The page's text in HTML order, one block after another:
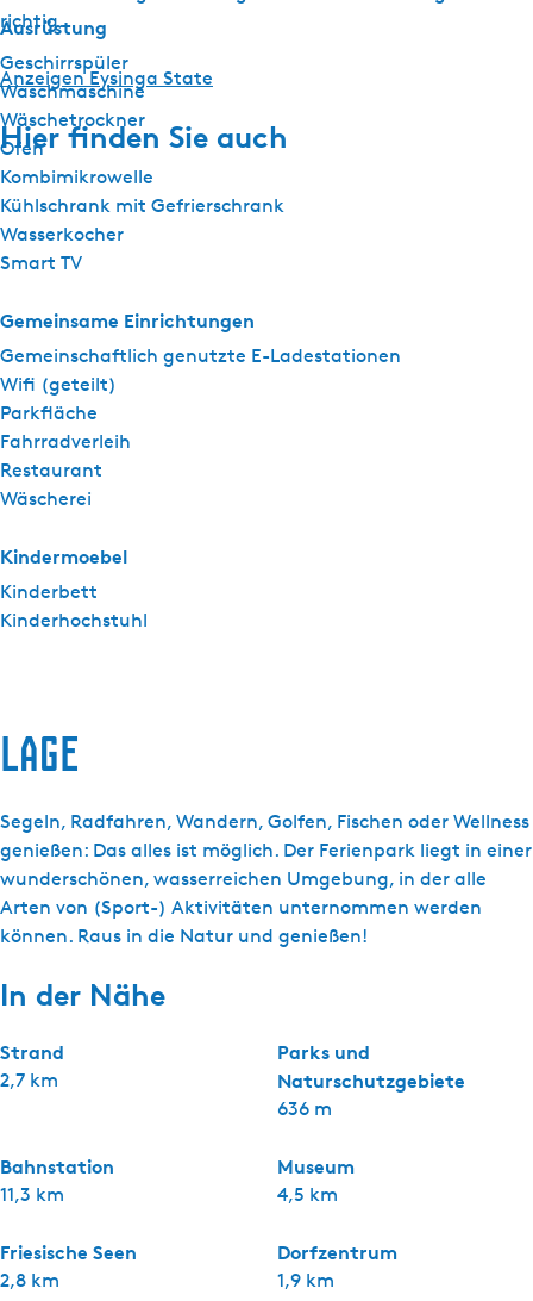
Ausrüstung
Geschirrspüler
Waschmaschine
Wäschetrockner
Ofen
Kombimikrowelle
Kühlschrank mit Gefrierschrank
Wasserkocher
Smart TV
Gemeinsame Einrichtungen
Gemeinschaftlich genutzte E-Ladestationen
Wifi (geteilt)
Parkfläche
Fahrradverleih
Restaurant
Wäscherei
Kindermoebel
Kinderbett
Kinderhochstuhl
richtig.
Anzeigen Eysinga State
Hier finden Sie auch
Lage
Segeln, Radfahren, Wandern, Golfen, Fischen oder Wellness
genießen: Das alles ist möglich. Der Ferienpark liegt in einer
wunderschönen, wasserreichen Umgebung, in der alle
Arten von (Sport-) Aktivitäten unternommen werden
können. Raus in die Natur und genießen!
In der Nähe
Strand
2,7 km
Parks und
Naturschutzgebiete
636 m
Bahnstation
11,3 km
Museum
4,5 km
Friesische Seen
2,8 km
Dorfzentrum
1,9 km